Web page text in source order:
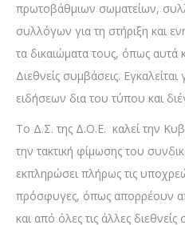
πρωτοβάθμιων σωματείων,
συλλόγων για τη στήριξη και
τα δικαιώματα τους, όπως αυτά
Διεθνείς συμβάσεις.
ειδήσεων δια του τύπου και
Το Δ.Σ. της Δ.Ο.Ε. καλεί την
την τακτική φίμωσης του
εκπληρώσει πλήρως τις
πρόσφυγες, όπως απορρέουν
και από όλες τις άλλες